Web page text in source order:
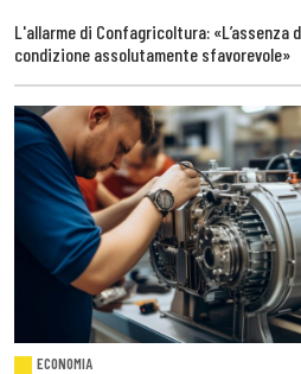
L'allarme di Confagricoltura:
condizione assolutamente sfavorevole»
ECONOMIA